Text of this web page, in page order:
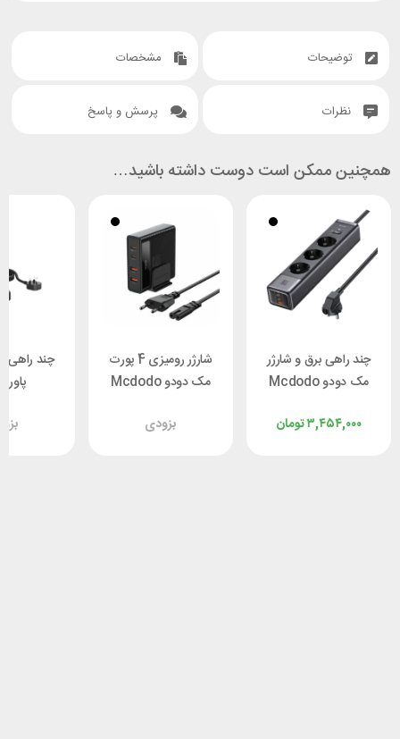
توضیحات مشخصات
نظرات پرسش و پاسخ
همچنین ممکن است دوست داشته باشید…
چند راهی برق و شارژر
مک دودو Mcdodo
تومان۳,۴۵۴,۰۰۰
شارژر رومیزی 4 پورت
مک دودو Mcdodo
بزودی
چند راهی
BK